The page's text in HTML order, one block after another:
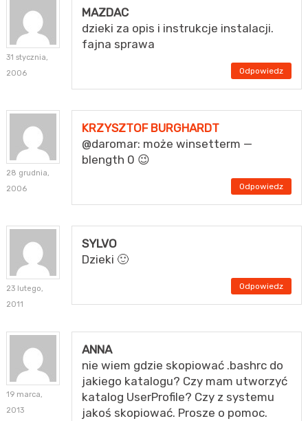
31 stycznia,
2006
MAZDAC
dzieki za opis i instrukcje instalacji.
fajna sprawa
Odpowiedz
28 grudnia,
2006
KRZYSZTOF BURGHARDT
@daromar: może winsetterm —
blength 0 😉
Odpowiedz
23 lutego,
2011
SYLVO
Dzieki 🙂
Odpowiedz
19 marca,
2013
ANNA
nie wiem gdzie skopiować .bashrc do
jakiego katalogu? Czy mam utworzyć
katalog UserProfile? Czy z systemu
jakoś skopiować. Prosze o pomoc.